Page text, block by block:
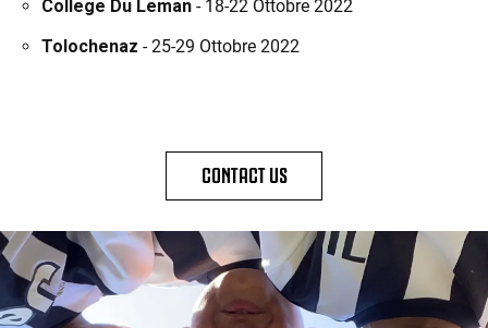
College Du Leman - 18-22 Ottobre 2022
Tolochenaz - 25-29 Ottobre 2022
CONTACT US